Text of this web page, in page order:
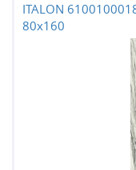
ITALON
80x160